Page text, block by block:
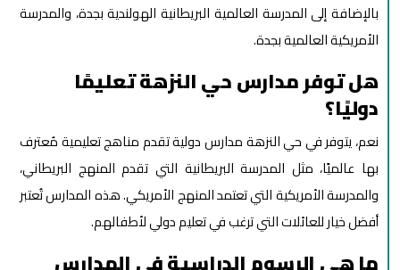
بالإضافة إلى المدرسة العالمية البريطانية الهولندية بجدة، والمدرسة
الأمريكية العالمية بجدة.
هل توفر مدارس حي النزهة تعليمًا
دوليًا؟
نعم، يتوفر في حي النزهة مدارس دولية تقدم مناهج تعليمية مُعترف
بها عالميًا، مثل المدرسة البريطانية التي تقدم المنهج البريطاني،
والمدرسة الأمريكية التي تعتمد المنهج الأمريكي. هذه المدارس تُعتبر
أفضل خيار للعائلات التي ترغب في تعليم دولي لأطفالهم.
ما هي الرسوم الدراسية في المدارس